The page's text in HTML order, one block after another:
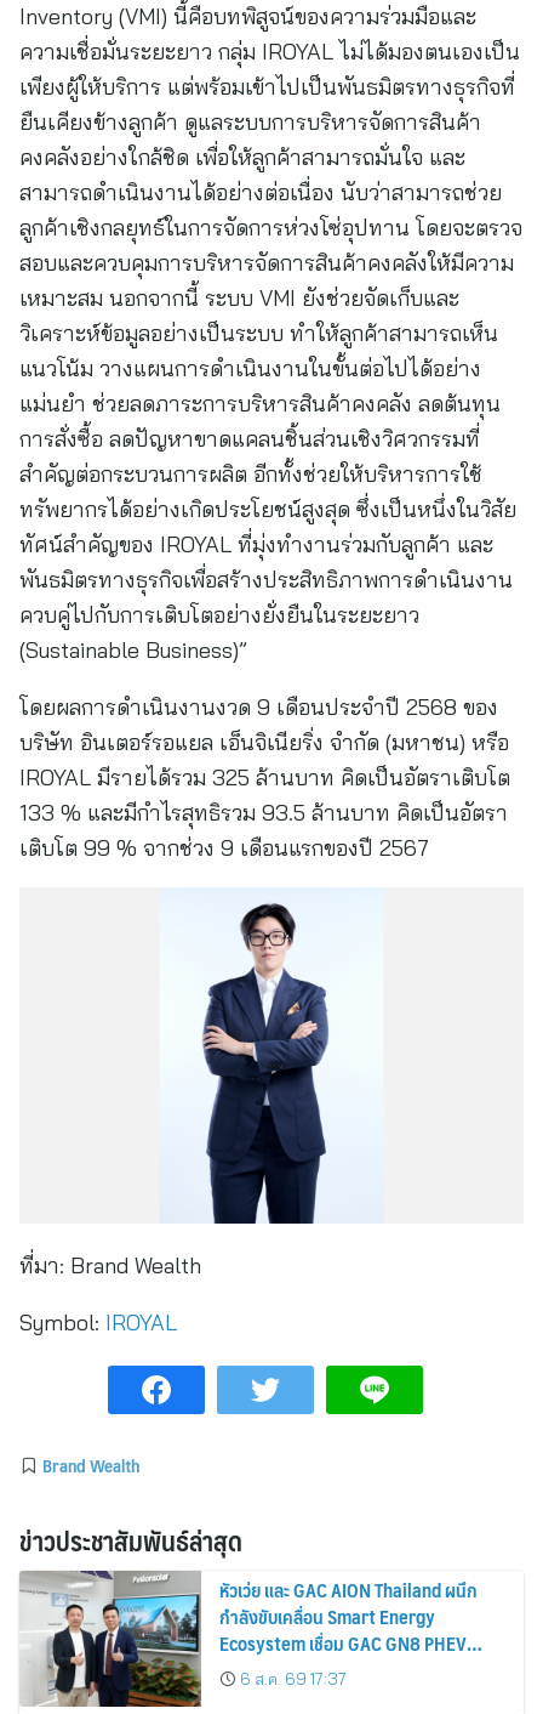
Inventory (VMI) นี้คือบทพิสูจน์ของความร่วมมือและ
ความเชื่อมั่นระยะยาว กลุ่ม IROYAL ไม่ได้มองตนเองเป็น
เพียงผู้ให้บริการ แต่พร้อมเข้าไปเป็นพันธมิตรทางธุรกิจที่
ยืนเคียงข้างลูกค้า ดูแลระบบการบริหารจัดการสินค้า
คงคลังอย่างใกล้ชิด เพื่อให้ลูกค้าสามารถมั่นใจ และ
สามารถดำเนินงานได้อย่างต่อเนื่อง นับว่าสามารถช่วย
ลูกค้าเชิงกลยุทธ์ในการจัดการห่วงโซ่อุปทาน โดยจะตรวจ
สอบและควบคุมการบริหารจัดการสินค้าคงคลังให้มีความ
เหมาะสม นอกจากนี้ ระบบ VMI ยังช่วยจัดเก็บและ
วิเคราะห์ข้อมูลอย่างเป็นระบบ ทำให้ลูกค้าสามารถเห็น
แนวโน้ม วางแผนการดำเนินงานในขั้นต่อไปได้อย่าง
แม่นยำ ช่วยลดภาระการบริหารสินค้าคงคลัง ลดต้นทุน
การสั่งซื้อ ลดปัญหาขาดแคลนชิ้นส่วนเชิงวิศวกรรมที่
สำคัญต่อกระบวนการผลิต อีกทั้งช่วยให้บริหารการใช้
ทรัพยากรได้อย่างเกิดประโยชน์สูงสุด ซึ่งเป็นหนึ่งในวิสัย
ทัศน์สำคัญของ IROYAL ที่มุ่งทำงานร่วมกับลูกค้า และ
พันธมิตรทางธุรกิจเพื่อสร้างประสิทธิภาพการดำเนินงาน
ควบคู่ไปกับการเติบโตอย่างยั่งยืนในระยะยาว
(Sustainable Business)”
โดยผลการดำเนินงานงวด 9 เดือนประจำปี 2568 ของ
บริษัท อินเตอร์รอแยล เอ็นจิเนียริ่ง จำกัด (มหาชน) หรือ
IROYAL มีรายได้รวม 325 ล้านบาท คิดเป็นอัตราเติบโต
133 % และมีกำไรสุทธิรวม 93.5 ล้านบาท คิดเป็นอัตรา
เติบโต 99 % จากช่วง 9 เดือนแรกของปี 2567
ที่มา: Brand Wealth
Symbol: IROYAL
Brand Wealth
ข่าวประชาสัมพันธ์ล่าสุด
หัวเว่ย และ GAC AION Thailand ผนึก
กำลังขับเคลื่อน Smart Energy
Ecosystem เชื่อม GAC GN8 PHEV
รถยนต์ MPV ระดับพรีเมียม เข้ากับ
พลังงานแสงอาทิตย์ภายในบ้าน
6 ส.ค. 69 17:37